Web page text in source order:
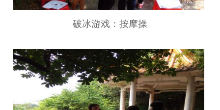
破冰游戏：按摩操